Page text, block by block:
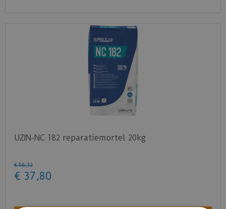
UZIN-NC 182 reparatiemortel 20kg
€ 56,32
€ 37,80